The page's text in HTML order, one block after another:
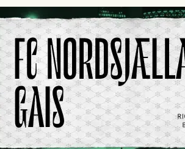
tennissiffror och det grönsvarta